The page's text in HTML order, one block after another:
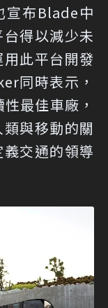
宣布Blade中
得以減少未
此平台開發
同時表示，
最佳車廠，
與移動的關
交通的領導